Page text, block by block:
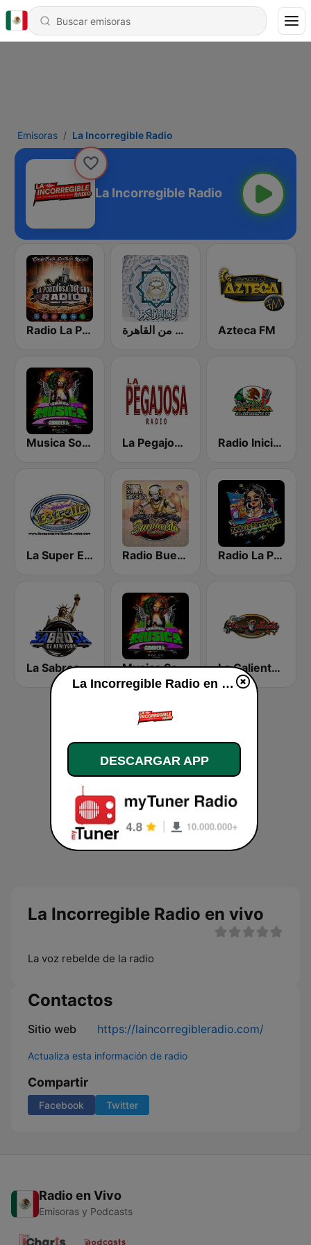
Emisoras La Incorregible Radio
La Incorregible Radio
Radio La Poderosa De Gro إذاعة القرآن الكريم من القاهرة Azteca FM
Musica Sonidera La Pegajosa Radio HD Radio Iniciador
La Super Estrella Sonidera Radio Buena Vista Sonidera Radio La Parrandera NY
La Sabrosa De NY Musica Sonidera Radio La Caliente de NY
La Incorregible Radio en vivo
La voz rebelde de la radio
Contactos
Sitio web https://laincorregibleradio.com/
Actualiza esta información de radio
Compartir
Facebook Twitter
Radio en Vivo
Emisoras y Podcasts
La Incorregible Radio en vivo
DESCARGAR APP